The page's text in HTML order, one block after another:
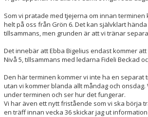
Som vi pratade med tjejerna om innan terminen
helt på oss från Grön 6. Det kan självklart
tillsammans, men grunden är att vi tränar
Det innebär att Ebba Bigelius endast kommer
Nivå 5, tillsammans med ledarna Fideli Beckad
Den här terminen kommer vi inte ha en separat
utan vi kommer blanda allt måndag och
under terminen och ser hur det fungerar.
Vi har även ett nytt fristående som vi ska börja
en träff innan vecka 36 skickar jag ut